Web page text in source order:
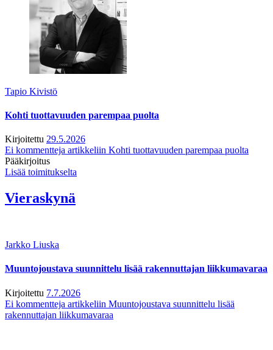
Tapio Kivistö
Kohti tuottavuuden parempaa puolta
Kirjoitettu 29.5.2026
Ei kommentteja artikkeliin Kohti tuottavuuden parempaa puolta
Pääkirjoitus
Lisää toimitukselta
Vieraskynä
Jarkko Liuska
Muuntojoustava suunnittelu lisää rakennuttajan liikkumavaraa
Kirjoitettu 7.7.2026
Ei kommentteja artikkeliin Muuntojoustava suunnittelu lisää
rakennuttajan liikkumavaraa